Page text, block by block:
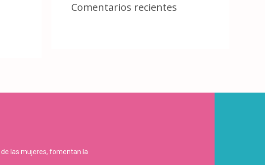
Comentarios recientes
las mujeres, fomentan la